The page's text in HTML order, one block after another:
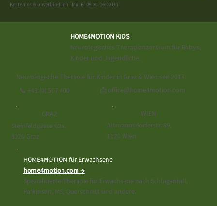
Kostenlos & unverbindlich · Mo–Fr 08:00–16:00 Uhr
HOME4MOTION KIDS
Neurologisches Therapienzentrum für Babys,
Kinder und Jugendliche.
Neurologische Therapie für Kinder in Graz & Wien seit 2018.
📞 +43 (0) 507 400 📩 office@home4motion.com
GRAZ
Steinfeldgasse 63a,
8020 Graz
WIEN
Altmannsdorferstr. 89,
1120 Wien
HOME4MOTION für Erwachsene
home4motion.com →
Spezialisierte Therapie für Erwachsene nach Schlaganfall,
Parkinson, MS, Querschnitt und andere.